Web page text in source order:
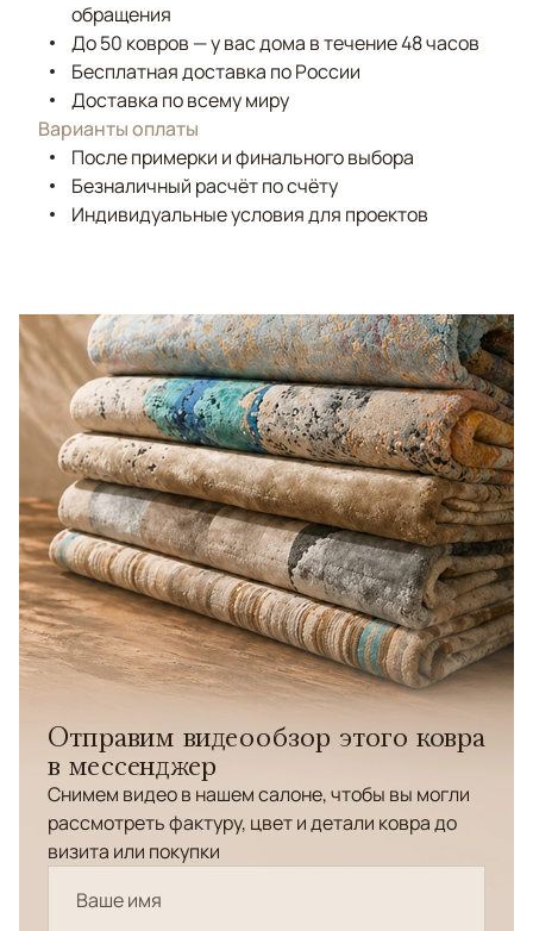
обращения
До 50 ковров — у вас дома в течение 48 часов
Бесплатная доставка по России
Доставка по всему миру
Варианты оплаты
После примерки и финального выбора
Безналичный расчёт по счёту
Индивидуальные условия для проектов
Отправим видеообзор этого ковра
в мессенджер
Снимем видео в нашем салоне, чтобы вы могли
рассмотреть фактуру, цвет и детали ковра до
визита или покупки